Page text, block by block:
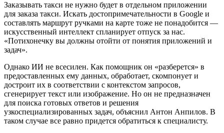
Заказывать такси не нужно будет в отдельном приложении
для заказа такси. Искать достопримечательности в Google и
составлять маршрут ручками на карте тоже не понадобится —
искусственный интеллект спланирует отпуск за нас.
«Потихонечку вы должны отойти от понятия приложений и
задач».
Однако ИИ не всесилен. Как помощник он «разберется» в
предоставленных ему данных, обработает, скомпонует и
достроит их в соответствии с контекстом запросов,
сгенерирует текст или изображение. Но он не предназначен
для поиска готовых ответов и решения
узкоспециализированных задач, объяснил Антон Анпилов. В
таком случае все равно придется обратиться к специалисту.